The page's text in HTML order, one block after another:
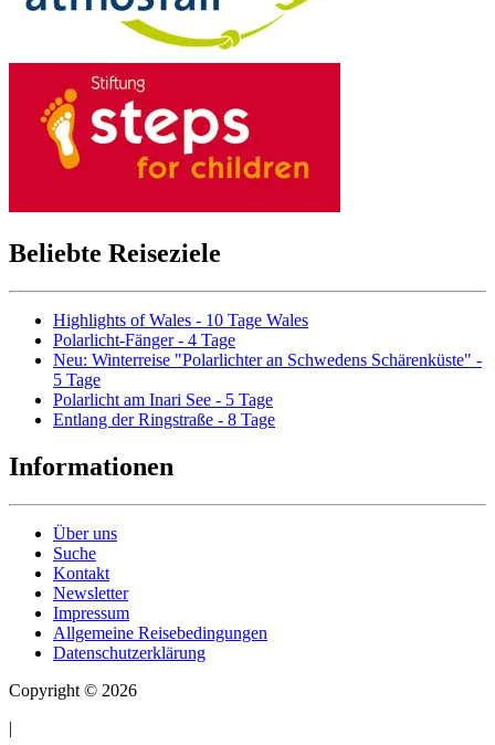
Beliebte Reiseziele
Highlights of Wales - 10 Tage Wales
Polarlicht-Fänger - 4 Tage
Neu: Winterreise "Polarlichter an Schwedens Schärenküste" -
5 Tage
Polarlicht am Inari See - 5 Tage
Entlang der Ringstraße - 8 Tage
Informationen
Über uns
Suche
Kontakt
Newsletter
Impressum
Allgemeine Reisebedingungen
Datenschutzerklärung
Copyright © 2026
|